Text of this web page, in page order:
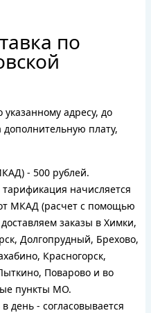
по
адресу, до
плату,
- 500 рублей.
начисляется
МКАД (расчет с помощью
заказы в Химки,
Долгопрудный, Брехово,
Красногорск,
Поварово и во
пункты МО.
день - согласовывается